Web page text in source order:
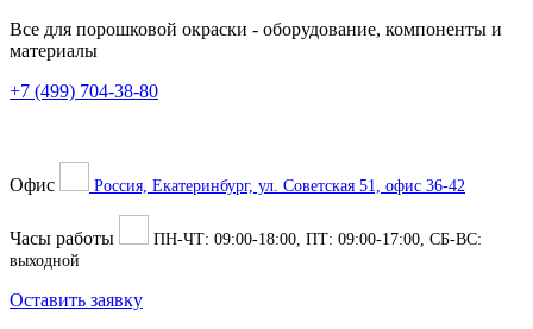
Все для порошковой окраски - оборудование, компоненты и
материалы
+7 (499) 704-38-80
Офис Россия, Екатеринбург, ул. Советская 51, офис 36-42
Часы работы ПН-ЧТ: 09:00-18:00 , ПТ: 09:00-17:00 , СБ-ВС:
выходной
Оставить заявку